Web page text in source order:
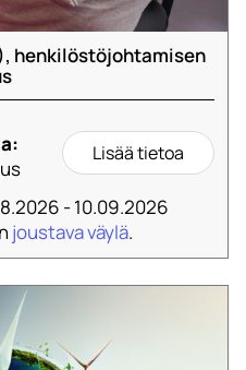
henkilöstöjohtamisen
Lisää tietoa
- 10.09.2026
joustava väylä.